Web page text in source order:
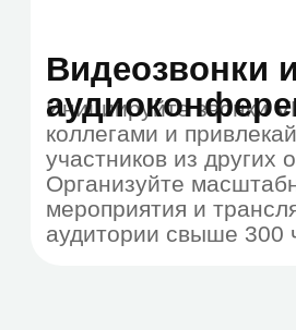
Попробовать демо
Поддержка SSO и
двухфакторной
аутентификации
масштабируемость